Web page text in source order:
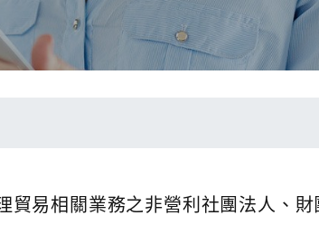
易相關業務之非營利社團法人、